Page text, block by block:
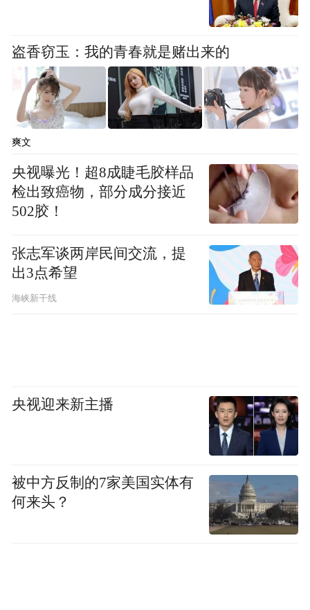
盗香窃玉：我的青春就是赌出来的
爽文
央视曝光！超8成睫毛胶样品
检出致癌物，部分成分接近
502胶！
张志军谈两岸民间交流，提
出3点希望
海峡新干线
央视迎来新主播
被中方反制的7家美国实体有
何来头？